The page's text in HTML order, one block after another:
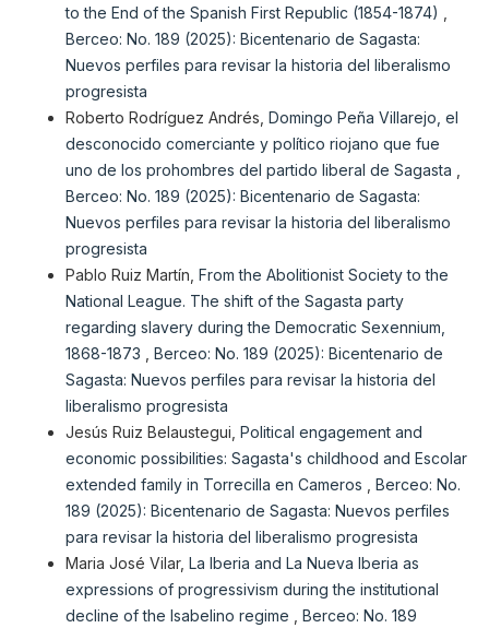
to the End of the Spanish First Republic (1854-1874)
Berceo: No. 189 (2025): Bicentenario de Sagasta:
Nuevos perfiles para revisar la historia del liberalismo
progresista
Roberto Rodríguez Andrés, Domingo Peña Villarejo, el
desconocido comerciante y político riojano que fue
uno de los prohombres del partido liberal de Sagasta
Berceo: No. 189 (2025): Bicentenario de Sagasta:
Nuevos perfiles para revisar la historia del liberalismo
progresista
Pablo Ruiz Martín, From the Abolitionist Society to the
National League. The shift of the Sagasta party
regarding slavery during the Democratic Sexennium,
1868-1873
Berceo: No. 189 (2025): Bicentenario de
Sagasta: Nuevos perfiles para revisar la historia del
liberalismo progresista
Jesús Ruiz Belaustegui, Political engagement and
economic possibilities: Sagasta's childhood and Escolar
extended family in Torrecilla en Cameros
Berceo: No.
189 (2025): Bicentenario de Sagasta: Nuevos perfiles
para revisar la historia del liberalismo progresista
Maria José Vilar, La Iberia and La Nueva Iberia as
expressions of progressivism during the institutional
decline of the Isabelino regime
Berceo: No. 189